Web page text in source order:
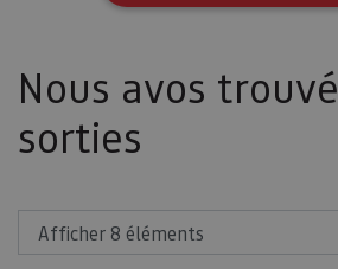
Nous avos trouvé
sorties